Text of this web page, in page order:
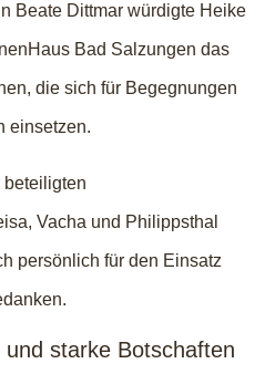
Beate Dittmar würdigte Heike
Bad Salzungen das
die sich für Begegnungen
einsetzen.
beteiligten
Vacha und Philippsthal
persönlich für den Einsatz
starke Botschaften